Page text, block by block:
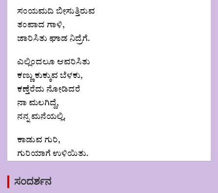
ಸಂಯಮದಿ ಬೀಸುತ್ತಿರುವ
ತಂಪಾದ ಗಾಳಿ,
ಜಾರಿಸಿತು ಘಾಡ ನಿದ್ರೆಗೆ.
ಎಲ್ಲಿಂದಲೂ ಆವರಿಸಿತು
ಕಣ್ಣು ಕುಕ್ಕುವ ಬೆಳಕು,
ಕಣ್ತೆರೆದು ನೋಡಿದರೆ
ನಾ ಮಲಗಿದ್ದೆ,
ನನ್ನ ಮನೆಯಲ್ಲಿ.
ಕಾಡುವ ಗುರಿ,
ಗುರಿಯಾಗೆ ಉಳಿಯಿತು.
Post
ಸಂದರ್ಶನ